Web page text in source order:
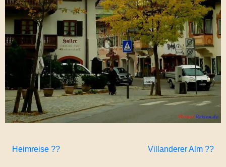
Heimreise ?? Villanderer Alm ??